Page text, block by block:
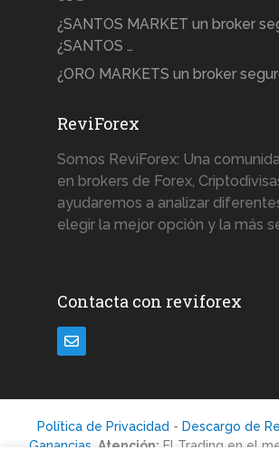
¿SANTOS MARKET un broker
¿SANTOS …
¿ORO MARKETS un broker
ReviForex
Somos ReviForex: Una
en brokers de Forex,
ayudaremos a analizar
elegir la mejor opción y la más
Contacta con reviforex
Política de Privacidad - Descargo de
Ganancias Atención: El Trading en el